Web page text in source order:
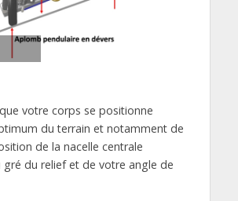
votre corps se positionne
du terrain et notamment de
de la nacelle centrale
gré du relief et de votre angle de